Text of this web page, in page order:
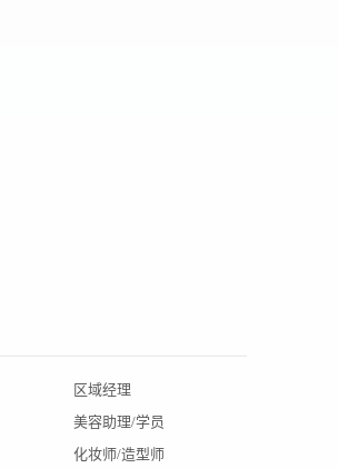
区域经理
美容助理/学员
化妆师/造型师